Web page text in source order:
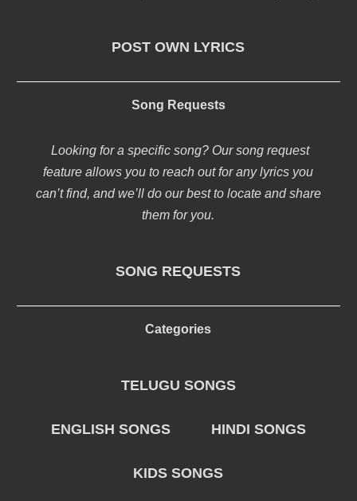
POST OWN LYRICS
Song Requests
Looking for a specific song? Our song request
feature allows you to reach out for any lyrics you
can’t find, and we’ll do our best to locate and share
them for you.
SONG REQUESTS
Categories
TELUGU SONGS
ENGLISH SONGS HINDI SONGS
KIDS SONGS